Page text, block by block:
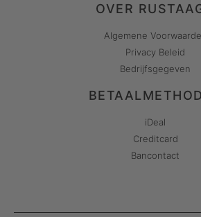
OVER
Algemene
Privacy Beleid
Bedrijfsgegeven
iDeal
Creditcard
Bancontact